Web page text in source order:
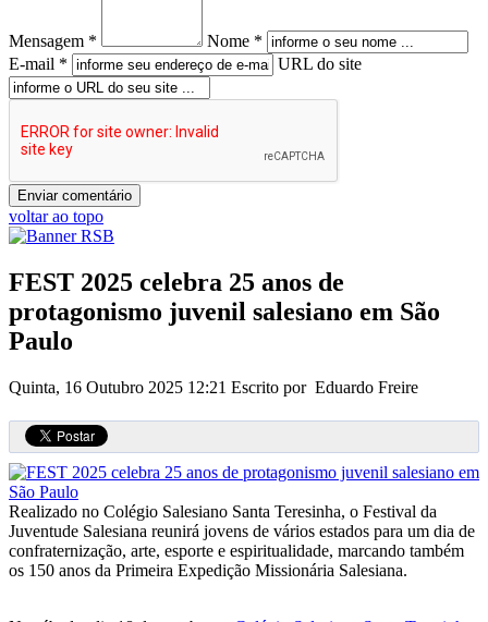
Mensagem *
Nome *
E-mail *
URL do site
voltar ao topo
FEST 2025 celebra 25 anos de
protagonismo juvenil salesiano em São
Paulo
Quinta, 16 Outubro 2025 12:21 Escrito por Eduardo Freire
Realizado no Colégio Salesiano Santa Teresinha, o Festival da
Juventude Salesiana reunirá jovens de vários estados para um dia de
confraternização, arte, esporte e espiritualidade, marcando também
os 150 anos da Primeira Expedição Missionária Salesiana.